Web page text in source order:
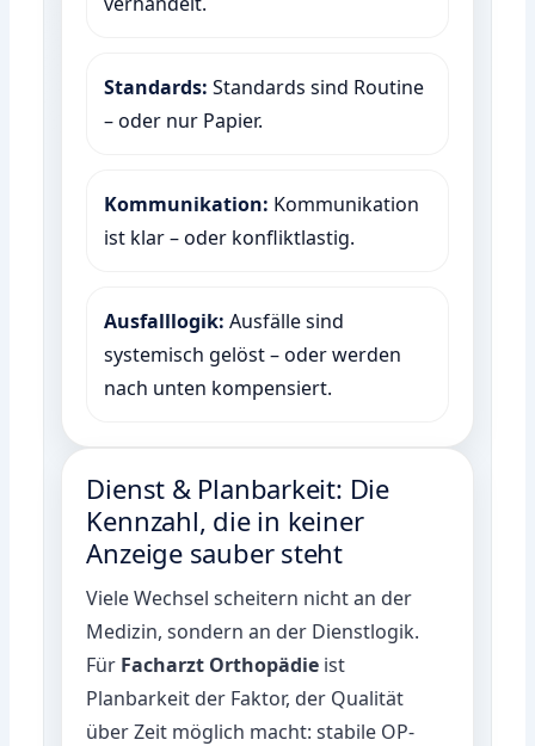
Standards: Standards sind Routine
– oder nur Papier.
Kommunikation: Kommunikation
ist klar – oder konfliktlastig.
Ausfalllogik: Ausfälle sind
systemisch gelöst – oder werden
nach unten kompensiert.
Dienst & Planbarkeit: Die
Kennzahl, die in keiner
Anzeige sauber steht
Viele Wechsel scheitern nicht an der
Medizin, sondern an der Dienstlogik.
Für Facharzt Orthopädie ist
Planbarkeit der Faktor, der Qualität
über Zeit möglich macht: stabile OP-